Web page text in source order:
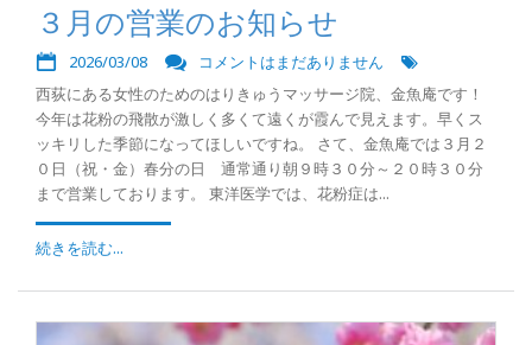
３月の営業のお知らせ
2026/03/08
コメントはまだありません
西荻にある女性のためのはりきゅうマッサージ院、金魚庵です！
今年は花粉の飛散が激しく多くて遠くが霞んで見えます。早くス
ッキリした季節になってほしいですね。 さて、金魚庵では３月２
０日（祝・金）春分の日 通常通り朝９時３０分～２０時３０分
まで営業しております。 東洋医学では、花粉症は...
続きを読む...